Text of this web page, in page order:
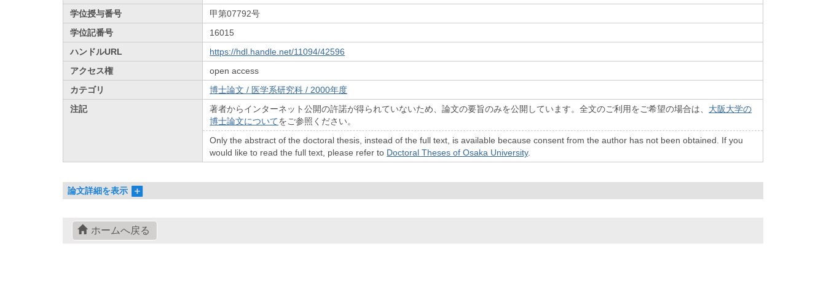
学位授与番号
甲第07792号
学位記番号
16015
ハンドルURL
https://hdl.handle.net/11094/42596
アクセス権
open access
カテゴリ
博士論文 / 医学系研究科 / 2000年度
注記
著者からインターネット公開の許諾が得られていないため、論文の要旨のみを公開しています。全文のご利用をご希望の場合は、 大阪大学の
博士論文についてをご参照ください。
Only the abstract of the doctoral thesis, instead of the full text, is available because consent from the author has not been obtained. If you
would like to read the full text, please refer to Doctoral Theses of Osaka University.
論文詳細を表示
ホームへ戻る